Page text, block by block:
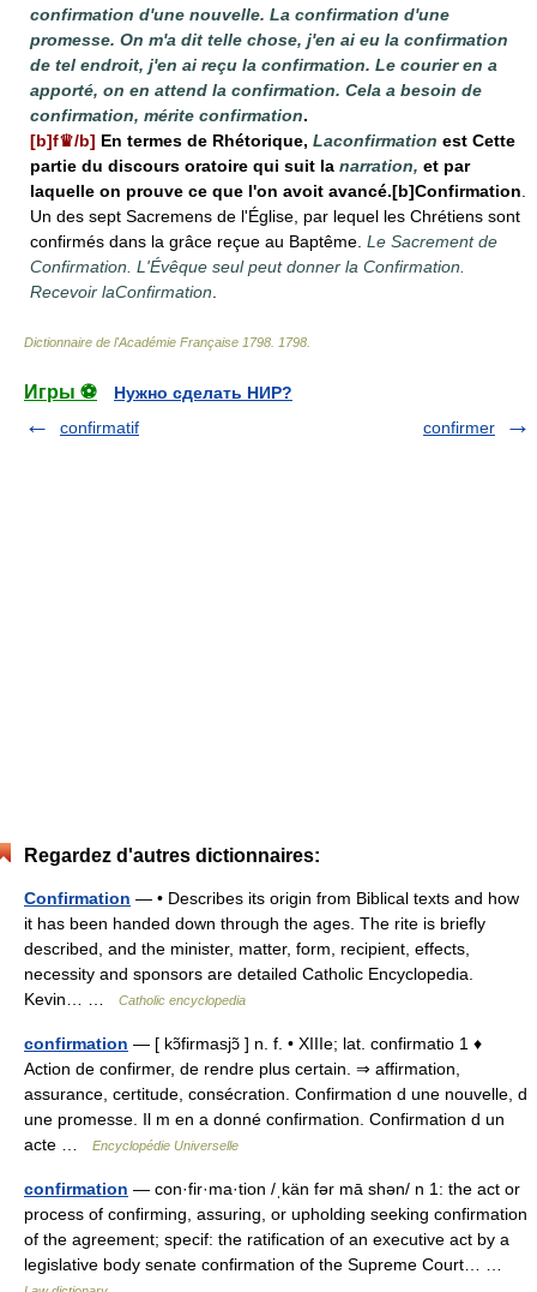
confirmation d'une nouvelle. La confirmation d'une
promesse. On m'a dit telle chose, j'en ai eu la confirmation
de tel endroit, j'en ai reçu la confirmation. Le courier en a
apporté, on en attend la confirmation. Cela a besoin de
confirmation, mérite confirmation.
[b]f♛/b] En termes de Rhétorique, Laconfirmation est Cette
partie du discours oratoire qui suit la narration, et par
laquelle on prouve ce que l'on avoit avancé.[b]Confirmation
Un des sept Sacremens de l'Église, par lequel les Chrétiens sont
confirmés dans la grâce reçue au Baptême. Le Sacrement de
Confirmation. L'Évêque seul peut donner la Confirmation.
Recevoir laConfirmation
Dictionnaire de l'Académie Française 1798 1798
Игры ⚽
Нужно сделать НИР?
confirmatif
confirmer
Regardez d'autres dictionnaires:
Confirmation — • Describes its origin from Biblical texts and how
it has been handed down through the ages. The rite is briefly
described, and the minister, matter, form, recipient, effects,
necessity and sponsors are detailed Catholic Encyclopedia.
Kevin… …
Catholic encyclopedia
confirmation — [ kɔ̃firmasjɔ̃ ] n. f. • XIIIe; lat. confirmatio 1 ♦
Action de confirmer, de rendre plus certain. ⇒ affirmation,
assurance, certitude, consécration. Confirmation d une nouvelle, d
une promesse. Il m en a donné confirmation. Confirmation d un
acte …
Encyclopédie Universelle
confirmation — con·fir·ma·tion /ˌkän fər mā shən/ n 1: the act or
process of confirming, assuring, or upholding seeking confirmation
of the agreement; specif: the ratification of an executive act by a
legislative body senate confirmation of the Supreme Court… …